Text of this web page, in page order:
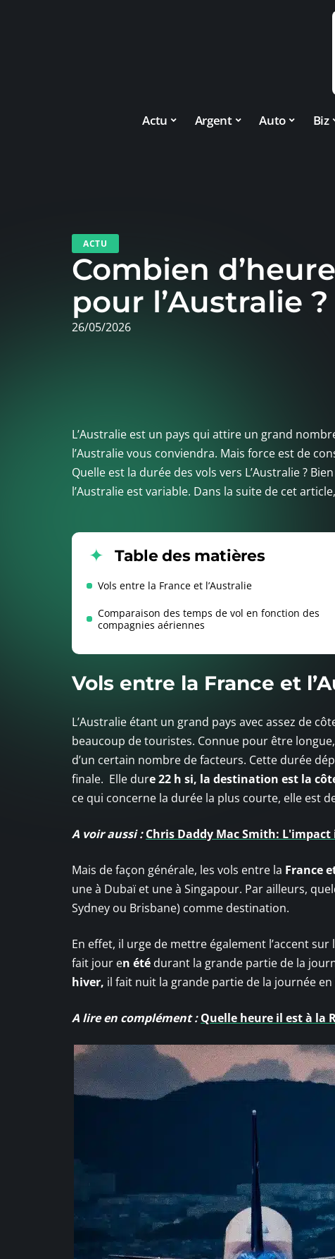
Actu Argent Auto Biz
ACTU
Combien
pour l’Australie ?
26/05/2026
L’Australie est un pays qui attire un grand
l’Australie vous conviendra. Mais force est de
Quelle est la durée des vols vers L’Australie ?
l’Australie est variable. Dans la suite de cet
Table des matières
Vols entre la France et l’Australie
Comparaison des temps de vol en fonction des
compagnies aériennes
Vols entre la France et
L’Australie étant un grand pays avec assez de
beaucoup de touristes. Connue pour être
d’un certain nombre de facteurs. Cette durée
finale. Elle dure 22 h si, la destination est la
ce qui concerne la durée la plus courte, elle est
A voir aussi : Chris Daddy Mac Smith:
Mais de façon générale, les vols entre la France
une à Dubaï et une à Singapour. Par ailleurs,
Sydney ou Brisbane) comme destination.
En effet, il urge de mettre également l’accent
fait jour en été durant la grande partie de la
hiver, il fait nuit la grande partie de la journée en
A lire en complément : Quelle heure il est à la